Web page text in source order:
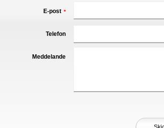
E-post *
Telefon
Meddelande